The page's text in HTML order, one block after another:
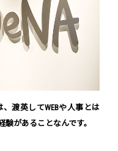
渡英してWEBや人事とは
があることなんです。